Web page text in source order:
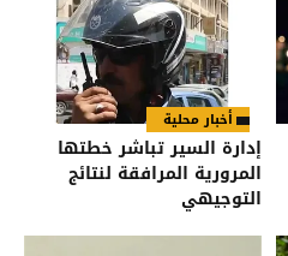
أخبار محلية
إدارة السير تباشر خطتها
المرورية المرافقة لنتائج
التوجيهي